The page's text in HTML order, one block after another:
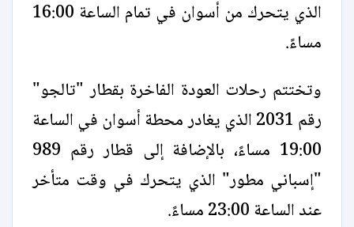
الذي يتحرك من أسوان في تمام الساعة 16:00
مساءً.
وتختتم رحلات العودة الفاخرة بقطار "تالجو"
رقم 2031 الذي يغادر محطة أسوان في الساعة
19:00 مساءً، بالإضافة إلى قطار رقم 989
"إسباني مطور" الذي يتحرك في وقت متأخر
عند الساعة 23:00 مساءً.